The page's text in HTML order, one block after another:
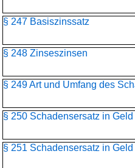
§ 247 Basiszinssatz
§ 248 Zinseszinsen
§ 249 Art und Umfang des
§ 250 Schadensersatz in
§ 251 Schadensersatz in